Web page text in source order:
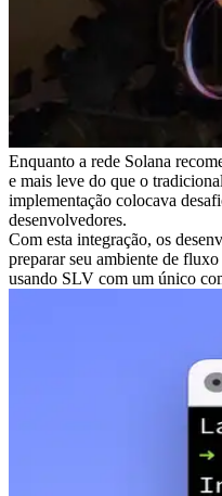
Enquanto a rede Solana
e mais leve do que o
implementação colocava
desenvolvedores.
Com esta integração, os
preparar seu ambiente de
usando SLV com um único